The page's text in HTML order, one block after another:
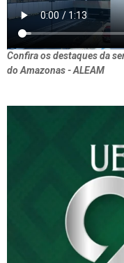
Confira os destaques da
do Amazonas - ALEAM